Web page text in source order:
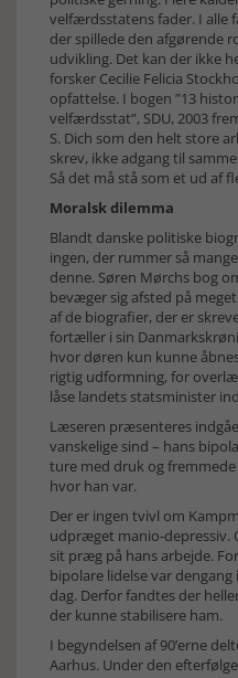
velfærdsstatens fader. I alle
der spillede den afgørende
udvikling. Det kan der ikke
forsker Cecilie Felicia
opfattelse. I bogen ”13
velfærdsstat”, SDU, 2003
S. Dich som den helt store
skrev, ikke adgang til
Så det må stå som et ud af
Moralsk dilemma
Blandt danske politiske
ingen, der rummer så
denne. Søren Mørchs bog
bevæger sig afsted på
af de biografier, der er
fortæller i sin
hvor døren kun kunne
rigtig udformning, for
låse landets statsminister
Læseren præsenteres
vanskelige sind – hans
ture med druk og
hvor han var.
Der er ingen tvivl om
udpræget manio-depressiv.
sit præg på hans arbejde.
bipolare lidelse var
dag. Derfor fandtes der
der kunne stabilisere ham.
I begyndelsen af 90’erne
Aarhus. Under den